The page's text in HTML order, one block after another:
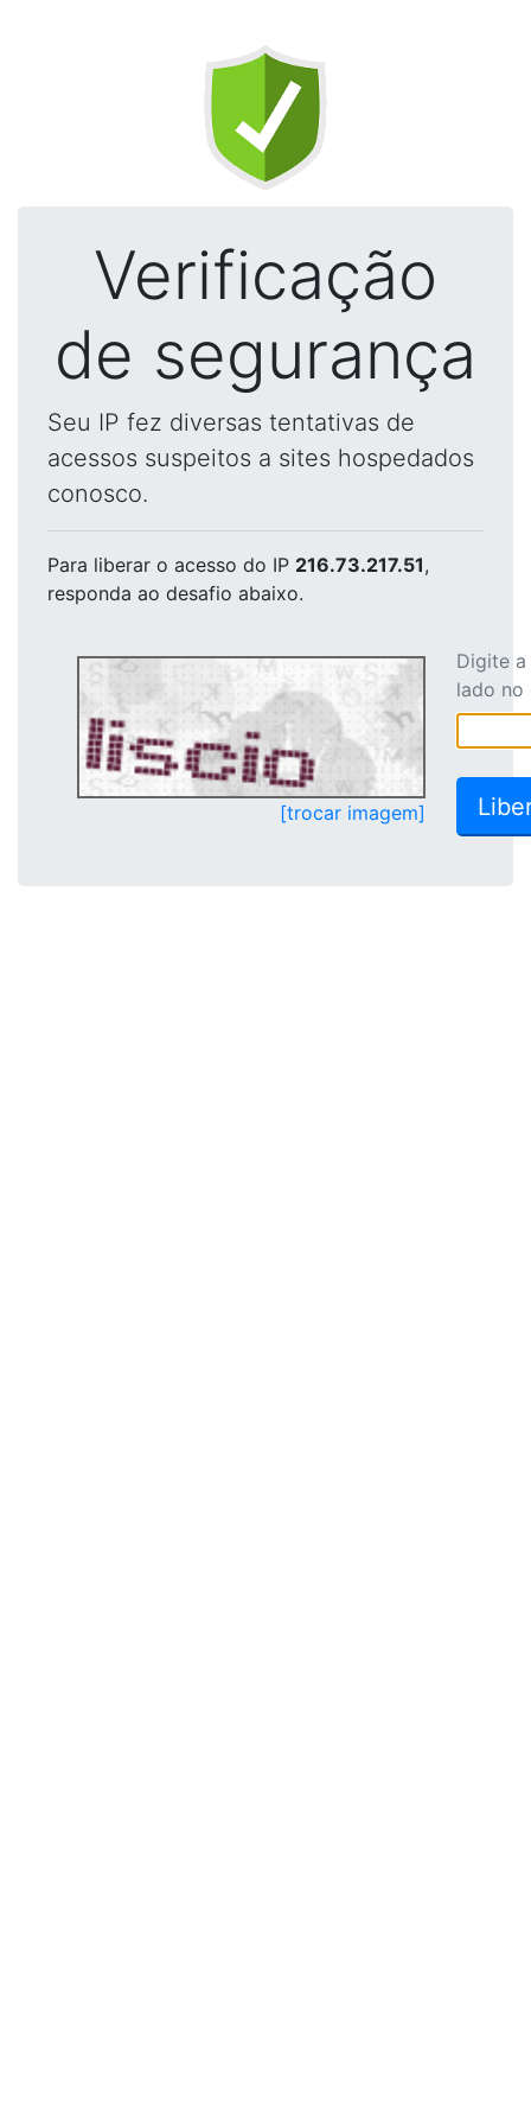
Verificação
de segurança
Seu IP fez diversas tentativas de
acessos suspeitos a sites hospedados
conosco.
Para liberar o acesso do IP 216.73.217.51,
responda ao desafio abaixo.
[trocar imagem]
Digite
lado no